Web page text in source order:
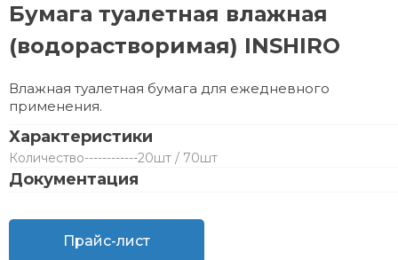
Бумага туалетная влажная
(водорастворимая) INSHIRO
Влажная туалетная бумага для ежедневного
применения.
Характеристики
Количество------------20шт / 70шт
Документация
Прайс-лист